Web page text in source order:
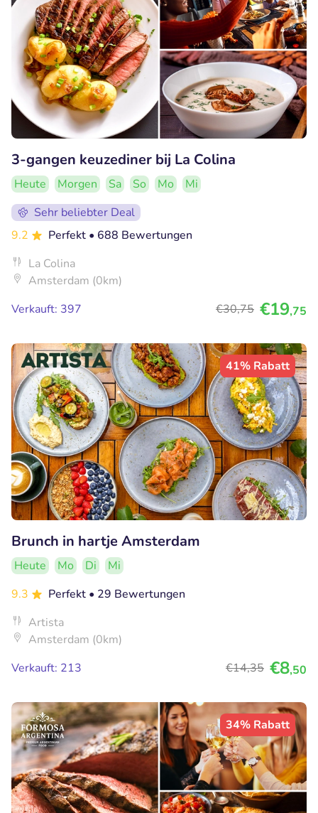
3-gangen keuzediner bij La Colina
Heute Morgen Sa So Mo
Mi
Sehr beliebter Deal
9.2
Perfekt • 688 Bewertungen
La Colina
Amsterdam (0km)
Verkauft: 397
€30,75 €19,75
41% Rabatt
Brunch in hartje Amsterdam
Heute Mo Di
Mi
9.3
Perfekt • 29 Bewertungen
Artista
Amsterdam (0km)
Verkauft: 213
€14,35 €8,50
34% Rabatt